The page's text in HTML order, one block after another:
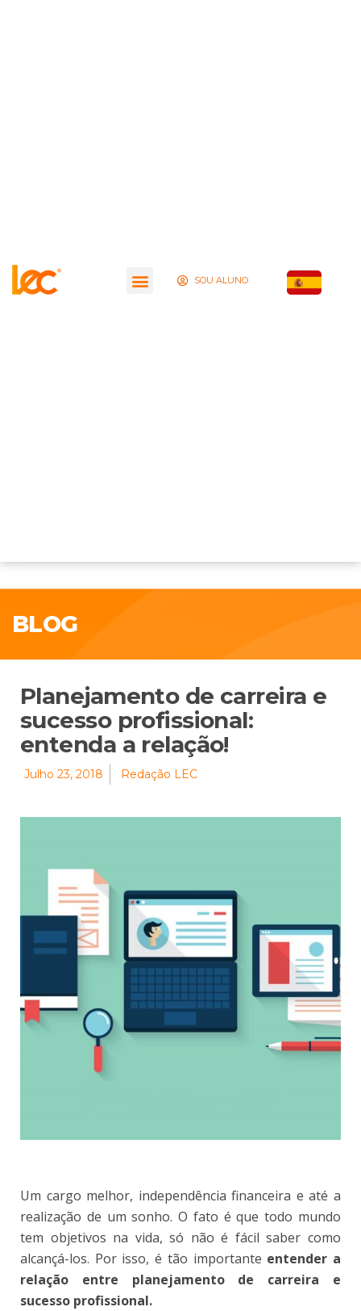
SOU ALUNO
BLOG
Planejamento de carreira e
sucesso profissional:
entenda a relação!
Julho 23, 2018 Redação LEC
Um cargo melhor, independência financeira e até a
realização de um sonho. O fato é que todo mundo
tem objetivos na vida, só não é fácil saber como
alcançá-los. Por isso, é tão importante entender a
relação entre planejamento de carreira e
sucesso profissional.